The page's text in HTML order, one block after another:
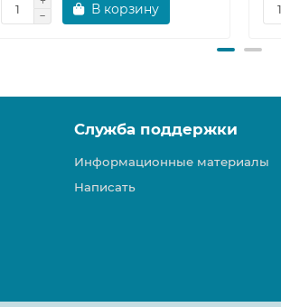
В корзину
Служба поддержки
Информационные материалы
Написать